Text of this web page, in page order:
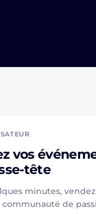
vos
tête
minutes,
de